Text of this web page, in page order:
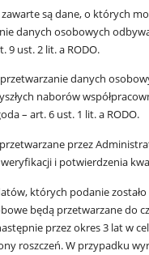
są dane, o których
danych osobowych
9 ust. 2 lit. a RODO.
danych
naborów
– art. 6 ust. 1 lit. a RODO.
przez
i potwierdzenia
których podanie
będą przetwarzane do
przez okres 3 lat w
roszczeń. W przypadku